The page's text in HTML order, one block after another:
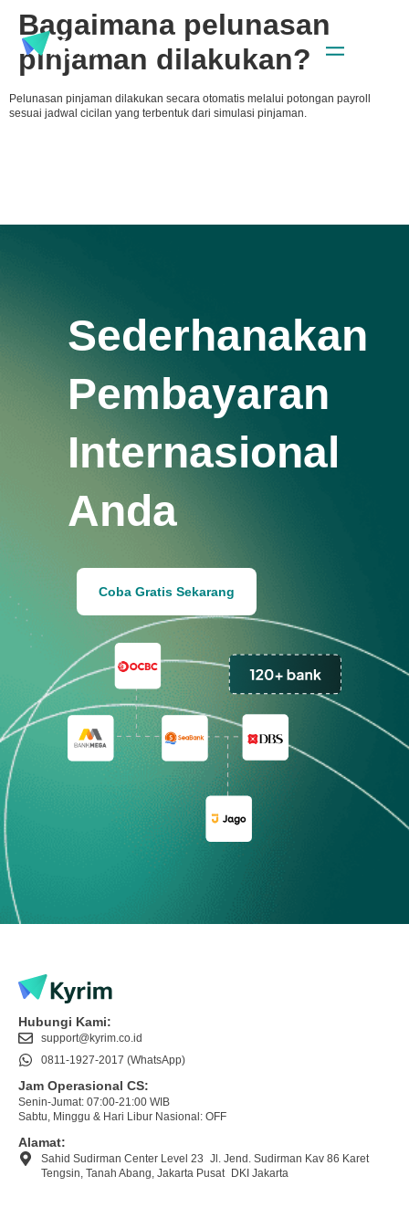
Bagaimana pelunasan
pinjaman dilakukan?
Pelunasan pinjaman dilakukan secara otomatis melalui potongan payroll
sesuai jadwal cicilan yang terbentuk dari simulasi pinjaman.
Sederhanakan
Pembayaran
Internasional
Anda
Coba Gratis Sekarang
Hubungi Kami:
support@kyrim.co.id
0811-1927-2017 (WhatsApp)
Jam Operasional CS:
Senin-Jumat: 07:00-21:00 WIB
Sabtu, Minggu & Hari Libur Nasional: OFF
Alamat:
Sahid Sudirman Center Level 23 Jl. Jend. Sudirman Kav 86 Karet
Tengsin, Tanah Abang, Jakarta Pusat DKI Jakarta